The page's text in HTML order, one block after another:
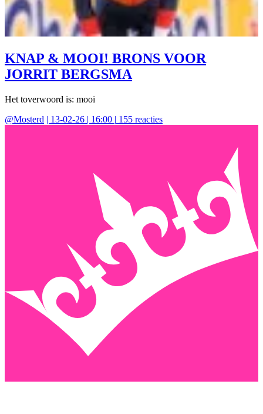
KNAP & MOOI! BRONS VOOR
JORRIT BERGSMA
Het toverwoord is: mooi
@Mosterd | 13-02-26 | 16:00 | 155 reacties